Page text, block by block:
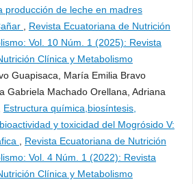
producción de leche en madres
, Revista Ecuatoriana de Nutrición
Vol. 10 Núm. 1 (2025): Revista
Clínica y Metabolismo
Guapisaca, María Emilia Bravo
Gabriela Machado Orellana, Adriana
Estructura química,biosíntesis,
y toxicidad del Mogrósido V:
, Revista Ecuatoriana de Nutrición
Vol. 4 Núm. 1 (2022): Revista
Clínica y Metabolismo